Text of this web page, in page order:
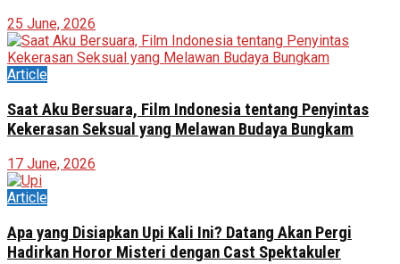
25 June, 2026
Article
Saat Aku Bersuara, Film Indonesia tentang Penyintas
Kekerasan Seksual yang Melawan Budaya Bungkam
17 June, 2026
Article
Apa yang Disiapkan Upi Kali Ini? Datang Akan Pergi
Hadirkan Horor Misteri dengan Cast Spektakuler